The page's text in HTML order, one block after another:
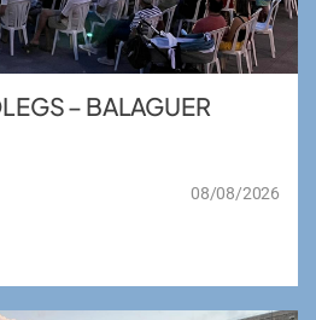
– BALAGUER
08/08/2026